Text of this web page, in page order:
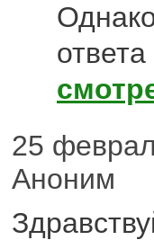
25
Аноним